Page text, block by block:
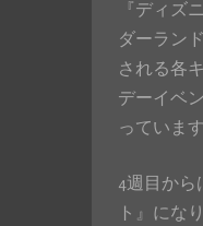
『ディズ
ダーラン
される各
デーイベ
っています
4週目から
ト』にな